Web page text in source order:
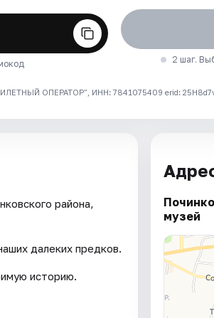
2 шаг.
ОПЕРАТОР", ИНН: 7841075409 erid:
района,
далеких предков.
историю.
музей